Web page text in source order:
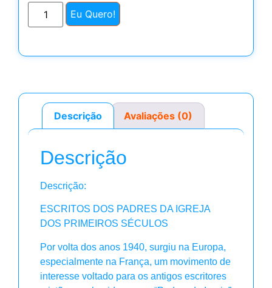
Eu Quero!
Descrição Avaliações (0)
Descrição
Descrição:
ESCRITOS DOS PADRES DA IGREJA
DOS PRIMEIROS SÉCULOS
Por volta dos anos 1940, surgiu na Europa,
especialmente na França, um movimento de
interesse voltado para os antigos escritores